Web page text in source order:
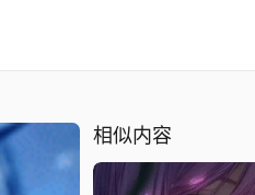
相似内容